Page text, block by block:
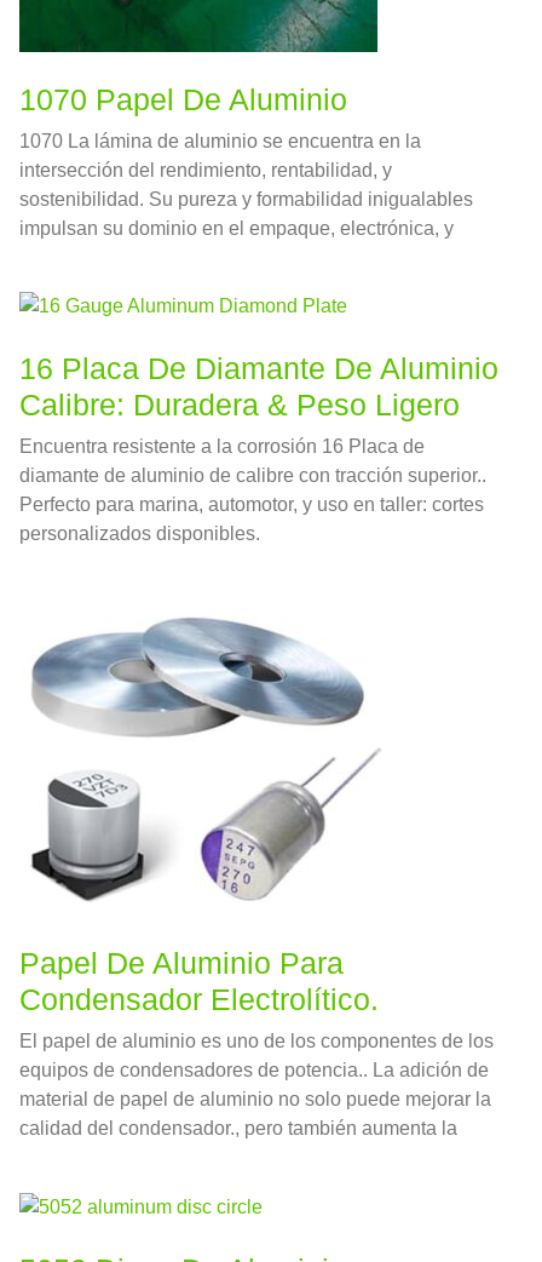
1070 Papel De Aluminio
1070 La lámina de aluminio se encuentra en la
intersección del rendimiento, rentabilidad, y
sostenibilidad. Su pureza y formabilidad inigualables
impulsan su dominio en el empaque, electrónica, y
16 Placa De Diamante De Aluminio
Calibre: Duradera & Peso Ligero
Encuentra resistente a la corrosión 16 Placa de
diamante de aluminio de calibre con tracción superior..
Perfecto para marina, automotor, y uso en taller: cortes
personalizados disponibles.
Papel De Aluminio Para
Condensador Electrolítico.
El papel de aluminio es uno de los componentes de los
equipos de condensadores de potencia.. La adición de
material de papel de aluminio no solo puede mejorar la
calidad del condensador., pero también aumenta la